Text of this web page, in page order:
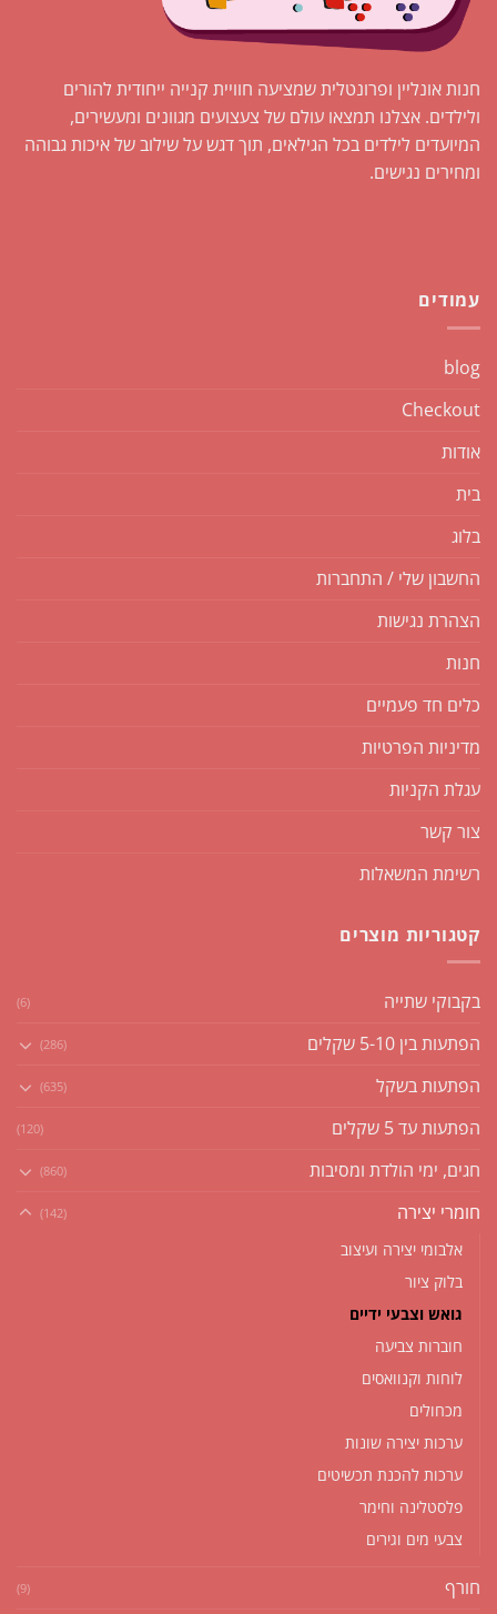
חנות אונליין ופרונטלית שמציעה חוויית קנייה ייחודית להורים
ולילדים. אצלנו תמצאו עולם של צעצועים מגוונים ומעשירים,
המיועדים לילדים בכל הגילאים, תוך דגש על שילוב של איכות גבוהה
ומחירים נגישים.
עמודים
blog
Checkout
אודות
בית
בלוג
החשבון שלי / התחברות
הצהרת נגישות
חנות
כלים חד פעמיים
מדיניות הפרטיות
עגלת הקניות
צור קשר
רשימת המשאלות
קטגוריות מוצרים
בקבוקי שתייה (6)
הפתעות בין 5-10 שקלים (286)
הפתעות בשקל (635)
הפתעות עד 5 שקלים (120)
חגים, ימי הולדת ומסיבות (860)
חומרי יצירה (142)
אלבומי יצירה ועיצוב
בלוק ציור
גואש וצבעי ידיים
חוברות צביעה
לוחות וקנוואסים
מכחולים
ערכות יצירה שונות
ערכות להכנת תכשיטים
פלסטלינה וחימר
צבעי מים וגירים
חורף (9)